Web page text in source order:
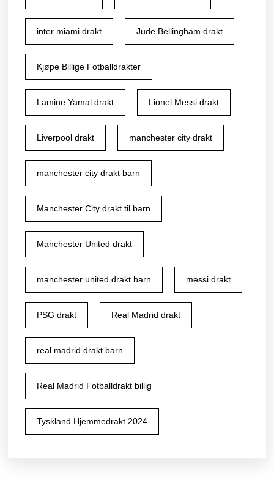
inter miami drakt Jude Bellingham drakt
Kjøpe Billige Fotballdrakter
Lamine Yamal drakt Lionel Messi drakt
Liverpool drakt manchester city drakt
manchester city drakt barn
Manchester City drakt til barn
Manchester United drakt
manchester united drakt barn messi drakt
PSG drakt Real Madrid drakt
real madrid drakt barn
Real Madrid Fotballdrakt billig
Tyskland Hjemmedrakt 2024